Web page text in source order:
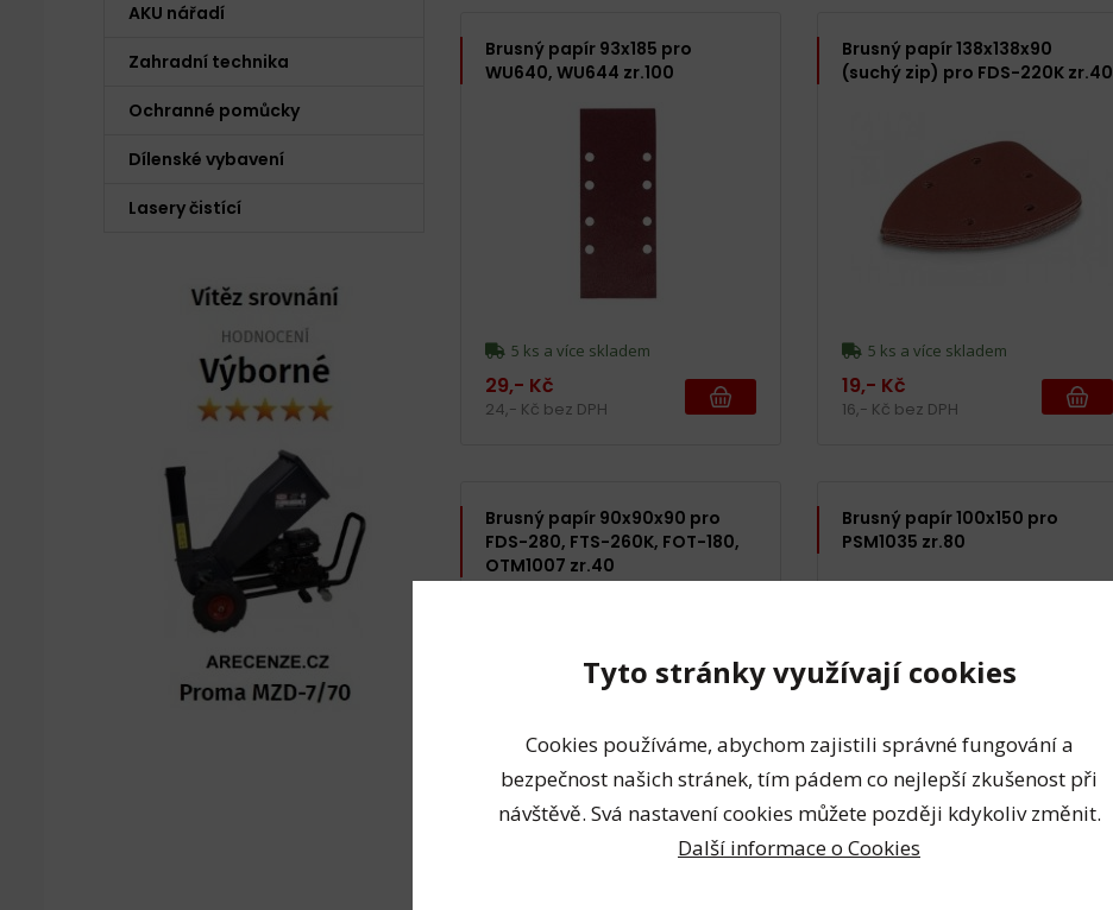
AKU nářadí
Zahradní technika
Ochranné pomůcky
Dílenské vybavení
Lasery čistící
Brusný papír 93x185 pro
WU640, WU644 zr.100
5 ks a více skladem
29,- Kč
24,- Kč bez DPH
Brusný papír 138x138x90
(suchý zip) pro FDS-220K zr.40
5 ks a více skladem
19,- Kč
16,- Kč bez DPH
Brusný papír 90x90x90 pro
FDS-280, FTS-260K, FOT-180,
OTM1007 zr.40
Brusný papír 100x150 pro
PSM1035 zr.80
5 ks a více skladem
Tyto stránky využívají cookies
Cookies používáme, abychom zajistili správné fungování a
bezpečnost našich stránek, tím pádem co nejlepší zkušenost při
návštěvě. Svá nastavení cookies můžete později kdykoliv změnit.
Další informace o Cookies